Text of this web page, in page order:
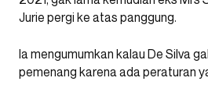
Jurie pergi ke atas panggung.
Ia mengumumkan kalau De Silva
pemenang karena ada peraturan